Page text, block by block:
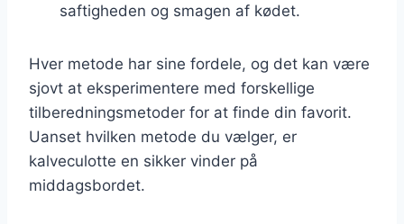
saftigheden og smagen af kødet.
Hver metode har sine fordele, og det kan være
sjovt at eksperimentere med forskellige
tilberedningsmetoder for at finde din favorit.
Uanset hvilken metode du vælger, er
kalveculotte en sikker vinder på
middagsbordet.